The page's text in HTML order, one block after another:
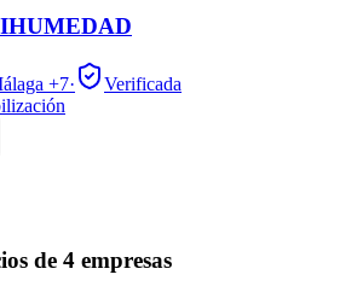
+7·
Verificada
de 4 empresas